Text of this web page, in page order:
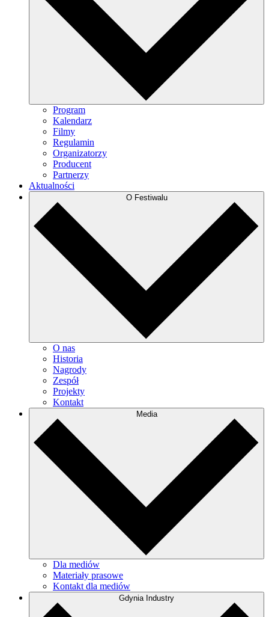
Program
Kalendarz
Filmy
Regulamin
Organizatorzy
Producent
Partnerzy
Aktualności
O Festiwalu
O nas
Historia
Nagrody
Zespół
Projekty
Kontakt
Media
Dla mediów
Materiały prasowe
Kontakt dla mediów
Gdynia Industry